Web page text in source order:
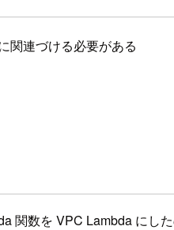
関連づける必要がある
数を VPC Lambda にした